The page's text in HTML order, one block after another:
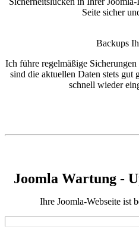
Seite sicher
Backups
Ich führe regelmäßige
sind die aktuellen Daten stets
schnell wieder
Joomla Wartung-
Ihre Joomla-Webseite ist